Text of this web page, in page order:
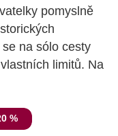
pomyslně
na sólo cesty
limitů. Na
%